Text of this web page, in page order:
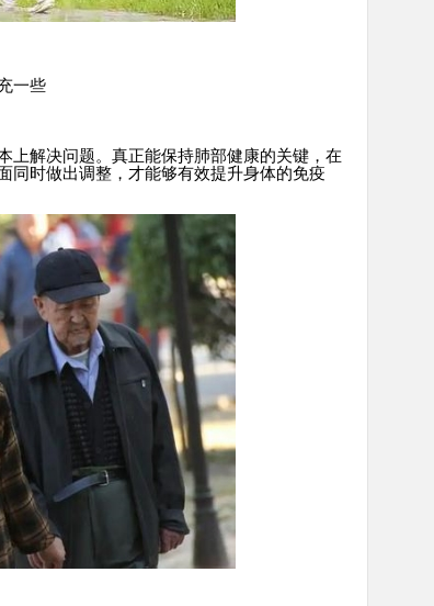
一些
上解决问题。真正能保持肺部健康的关键，在
同时做出调整，才能够有效提升身体的免疫